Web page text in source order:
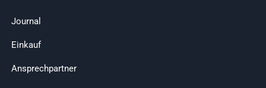
Journal
Einkauf
Ansprechpartner